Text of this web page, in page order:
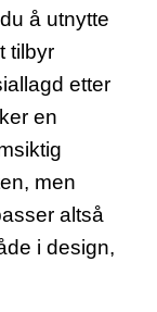
å utnytte
tilbyr
etter
en
men
altså
i design,